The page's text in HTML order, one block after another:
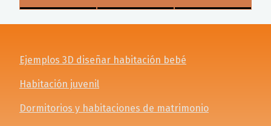
Ejemplos 3D diseñar habitación bebé
Habitación juvenil
Dormitorios y habitaciones de matrimonio